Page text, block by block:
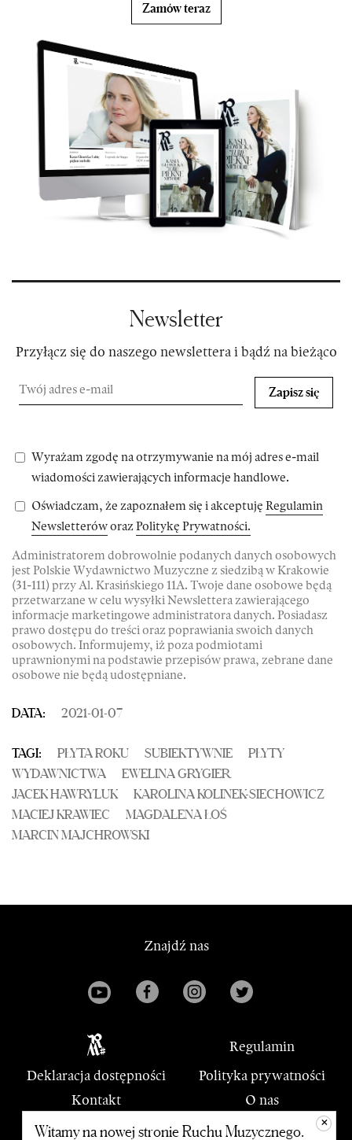
Newsletter
Przyłącz się do naszego newslettera i bądź na bieżąco
Zapisz się
Wyrażam zgodę na otrzymywanie na mój adres e-mail
wiadomości zawierających informacje handlowe.
Oświadczam, że zapoznałem się i akceptuję Regulamin
NewsletteróworazPolitykę Prywatności.
Administratorem dobrowolnie podanych danych osobowych
jest Polskie Wydawnictwo Muzyczne z siedzibą w Krakowie
(31-111) przy Al. Krasińskiego 11A. Twoje dane osobowe będą
przetwarzane w celu wysyłki Newslettera zawierającego
informacje marketingowe administratora danych. Posiadasz
prawo dostępu do treści oraz poprawiania swoich danych
osobowych. Informujemy, iż poza podmiotami
uprawnionymi na podstawie przepisów prawa, zebrane dane
osobowe nie będą udostępniane.
Zamów teraz
DATA: 2021-01-07
TAGI: PŁYTA ROKU SUBIEKTYWNIE
PŁYTY
WYDAWNICTWA
EWELINA GRYGIER
JACEK HAWRYLUK
KAROLINA KOLINEK-SIECHOWICZ
MACIEJ KRAWIEC
MAGDALENA ŁOŚ
MARCIN MAJCHROWSKI
Znajdź nas
Regulamin
Deklaracja dostępności
Polityka prywatności
Kontakt
O nas
PWM
+
Witamy na nowej stronie Ruchu Muzycznego.